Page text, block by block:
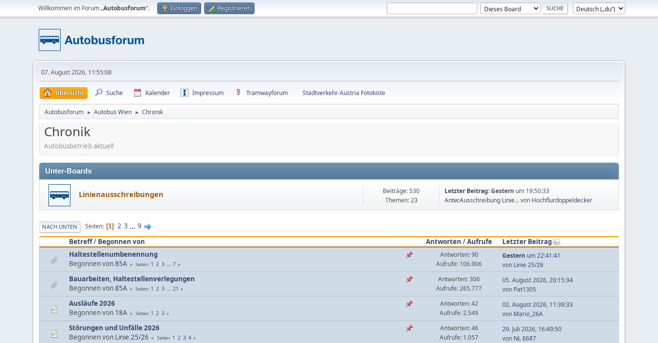
Willkommen im Forum „Autobusforum“. Einloggen Registrieren
07. August 2026, 11:55:08
Übersicht Suche Kalender Impressum Tramwayforum Stadtverkehr-Austria Fotokiste
Autobusforum ► Autobus Wien ► Chronik
Chronik
Autobusbetrieb aktuell
Unter-Boards
Linienausschreibungen
Beiträge: 530
Themen: 23
Letzter Beitrag:Gestern um 19:50:33
Antw:Ausschreibung Linie...von Hochflurdoppeldecker
NACH UNTEN Seiten 1 2 3 ... 9
Betreff/ Begonnen von Antworten /Aufrufe
Letzter Beitrag
Haltestellenumbenennung
Begonnen von85A Seiten 1 2 3 ... 7
Antworten: 90
Aufrufe: 106.906
Gestern um 22:41:41
von Linie 25/26
Bauarbeiten, Haltestellenverlegungen
Begonnen von85A Seiten 1 2 3 ... 21
Antworten: 306
Aufrufe: 265.777
05. August 2026, 20:15:34
von Pat1305
Ausläufe 2026
Begonnen von 18A Seiten 1 2 3
Antworten: 42
Aufrufe: 2.549
02. August 2026, 11:39:33
von Mario_26A
Störungen und Unfälle 2026
Begonnen von Linie 25/26 Seiten 1 2 3 4
Antworten: 46
Aufrufe: 1.057
29. Juli 2026, 16:49:50
von NL 8687